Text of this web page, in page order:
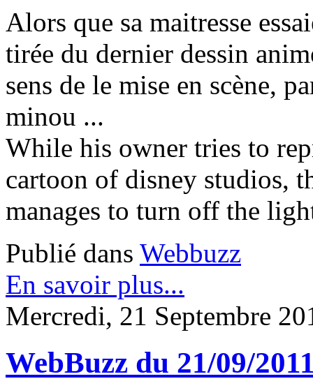
Alors que sa maitresse
tirée du dernier dessin
sens de le mise en scène,
minou ...
While his owner tries to
cartoon of disney studios,
manages to turn off the
Publié dans Webbuzz
En savoir plus...
Mercredi, 21 Septembre
WebBuzz du 21/09/